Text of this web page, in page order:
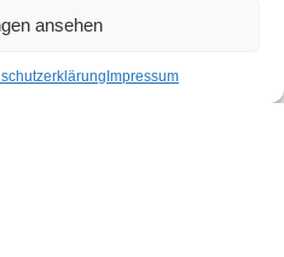
ansehen
Impressum